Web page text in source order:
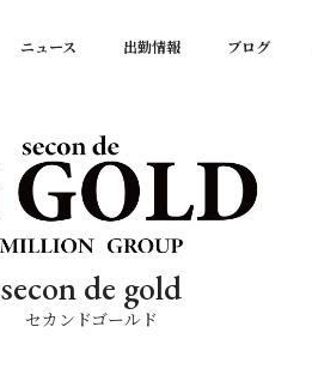
ニュース 出勤情報 ブログ
secon de gold
セカンドゴールド